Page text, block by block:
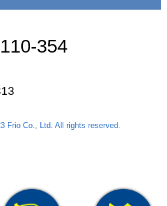
354
Frio Co., Ltd. All rights reserved.